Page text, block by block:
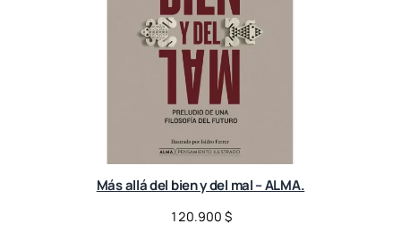
Más allá del bien y del mal – ALMA.
120.900 $